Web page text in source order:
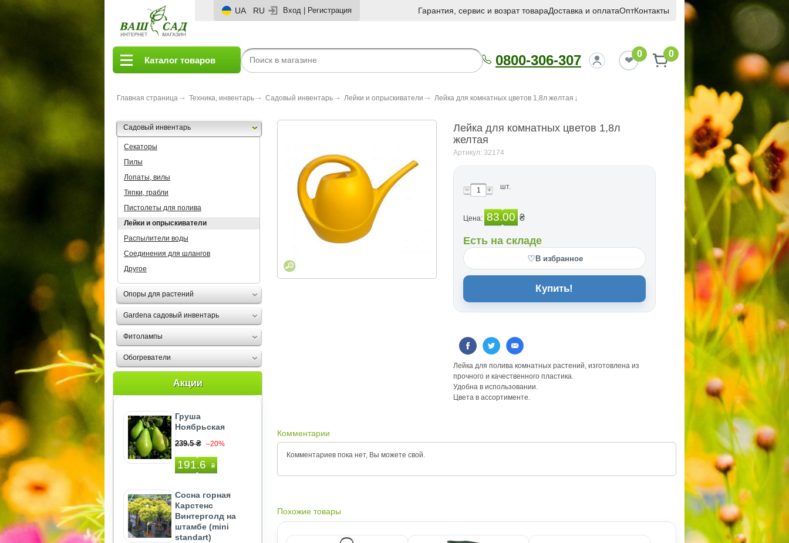
UA RU Вход Регистрация Гарантия, сервис и возрат товараДоставка и оплатаОптКонтакты
Каталог товаров 0800-306-307 0 0
Главная страница Техника, инвентарь Садовый инвентарь Лейки и опрыскиватели Лейка для комнатных цветов 1,8л желтая
Садовый инвентарь
Секаторы
Пилы
Лопаты, вилы
Тяпки, грабли
Пистолеты для полива
Лейки и опрыскиватели
Распылители воды
Соединения для шлангов
Другое
Опоры для растений
Gardena садовый инвентарь
Фитолампы
Обогреватели
Акции
Груша
Ноябрьская
239.5 ₴ –20%
191.6 ₴
Сосна горная
Карстенс
Винтерголд на
штамбе (mini
standart)
Лейка для комнатных цветов 1,8л
желтая
Артикул: 32174
шт.
Цена: 83.00 ₴
Есть на складе
♡В избранное
Купить!
Лейка для полива комнатных растений, изготовлена из
прочного и качественного пластика.
Удобна в использовании.
Цвета в ассортименте.
Комментарии
Комментариев пока нет, Вы можете свой.
Похожие товары